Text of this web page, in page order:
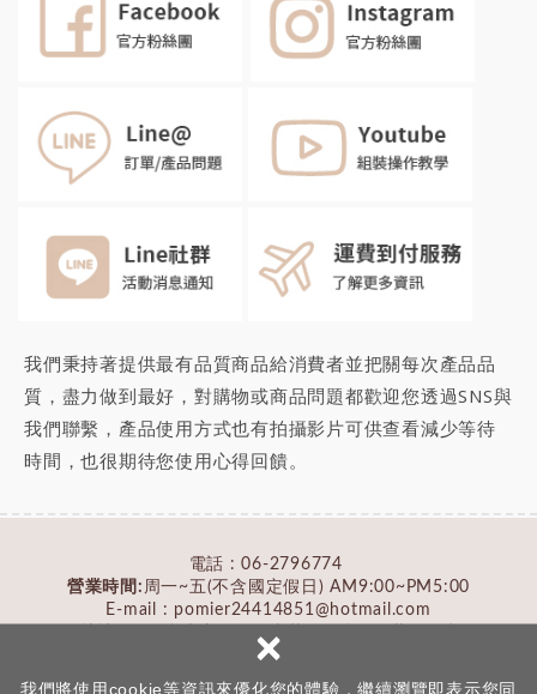
我們將使用cookie等資訊來優化您的體驗，繼續瀏覽即表示您同
×
我們秉持著提供最有品質商品給消費者並把關每次產品品
質，盡力做到最好，對購物或商品問題都歡迎您透過SNS與
我們聯繫，產品使用方式也有拍攝影片可供查看減少等待
時間，也很期待您使用心得回饋。
電話 :06-2796774
營業時間: 周一~五(不含國定假日) AM9:00~PM5:00
E-mail : pomier24414851@hotmail.com